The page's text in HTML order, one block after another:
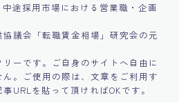
途採用市場における営業職・企画
議会「転職賃金相場」研究会の元
ーです。ご自身のサイトへ自由に
。ご使用の際は、文章をご利用す
URLを貼って頂ければOKです。